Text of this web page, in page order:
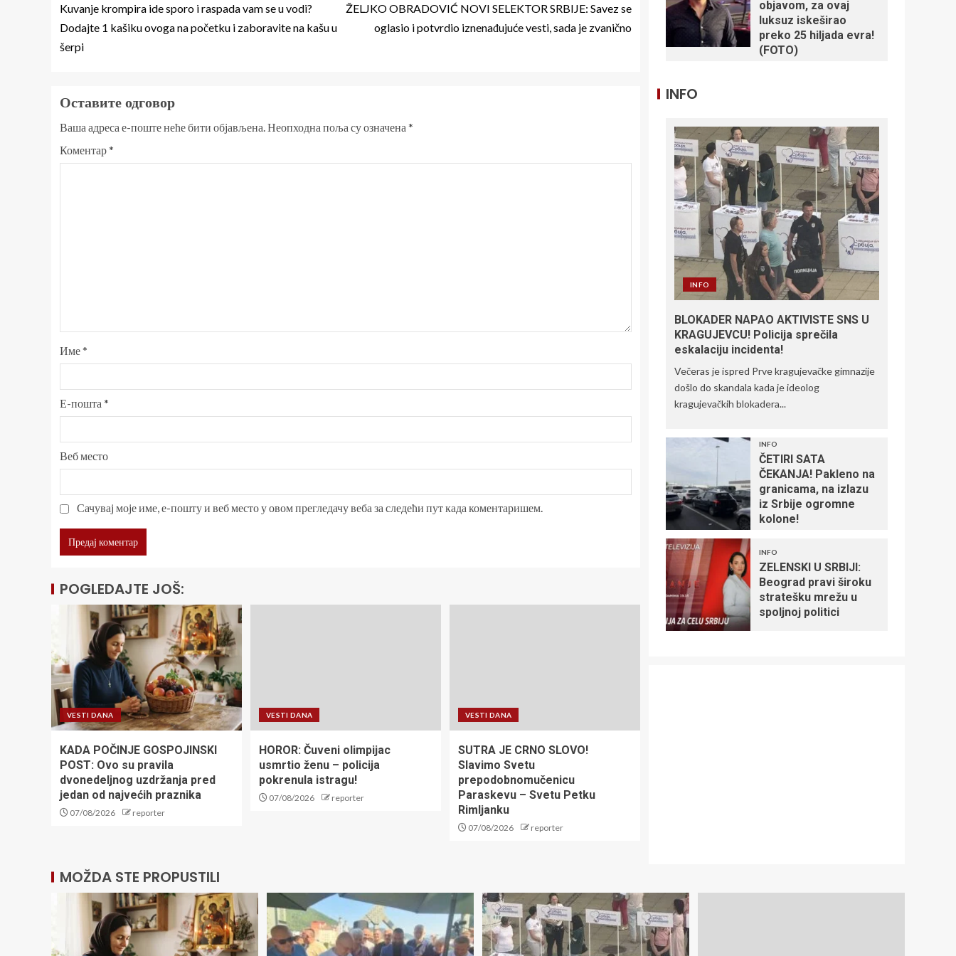
Kuvanje krompira ide sporo i raspada vam se u vodi?
Dodajte 1 kašiku ovoga na početku i zaboravite na kašu u
šerpi
ŽELJKO OBRADOVIĆ NOVI SELEKTOR SRBIJE: Savez se
oglasio i potvrdio iznenađujuće vesti, sada je zvanično
Оставите одговор
Ваша адреса е-поште неће бити објављена. Неопходна поља су означена *
Коментар*
Име*
Е-пошта *
Веб место
Сачувај моје име, е-пошту и веб место у овом прегледачу веба за следећи пут када коментаришем.
POGLEDAJTE JOŠ:
VESTI DANA
KADA POČINJE GOSPOJINSKI
POST: Ovo su pravila
dvonedeljnog uzdržanja pred
jedan od najvećih praznika
07/08/2026 reporter
VESTI DANA
HOROR: Čuveni olimpijac
usmrtio ženu – policija
pokrenula istragu!
07/08/2026 reporter
VESTI DANA
SUTRA JE CRNO SLOVO!
Slavimo Svetu
prepodobnomučenicu
Paraskevu – Svetu Petku
Rimljanku
07/08/2026 reporter
objavom, za ovaj
luksuz iskeširao
preko 25 hiljada evra!
(FOTO)
INFO
INFO
BLOKADER NAPAO AKTIVISTE SNS U
KRAGUJEVCU! Policija sprečila
eskalaciju incidenta!
Večeras je ispred Prve kragujevačke gimnazije
došlo do skandala kada je ideolog
kragujevačkih blokadera...
INFO
ČETIRI SATA
ČEKANJA! Pakleno na
granicama, na izlazu
iz Srbije ogromne
kolone!
INFO
ZELENSKI U SRBIJI:
Beograd pravi široku
stratešku mrežu u
spoljnoj politici
MOŽDA STE PROPUSTILI